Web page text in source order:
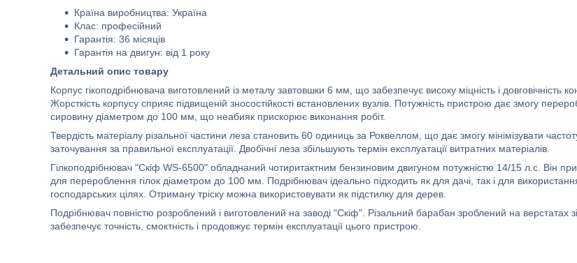
Країна виробництва: Україна
Клас: професійний
Гарантія: 36 місяців
Гарантія на двигун: від 1 року
Детальний опис товару
Корпус гікоподрібнювача виготовлений із металу завтовшки 6 мм, що забезпечує високу міцність і довговічність
Жорсткість корпусу сприяє підвищеній зносостійкості встановлених вузлів. Потужність пристрою дає змогу
сировину діаметром до 100 мм, що неабияк прискорює виконання робіт.
Твердість матеріалу різальної частини леза становить 60 одиниць за Роквеллом, що дає змогу мінімізувати
заточування за правильної експлуатації. Двобічні леза збільшують термін експлуатації витратних матеріалів.
Гілкоподрібнювач "Скіф WS-6500" обладнаний чотиритактним бензиновим двигуном потужністю 14/15 л.с. Він
для перероблення гілок діаметром до 100 мм. Подрібнювач ідеально підходить як для дачі, так і для
господарських цілях. Отриману тріску можна використовувати як підстилку для дерев.
Подрібнювач повністю розроблений і виготовлений на заводі "Скіф". Різальний барабан зроблений на верстатах
забезпечує точність, смоктність і продовжує термін експлуатації цього пристрою.